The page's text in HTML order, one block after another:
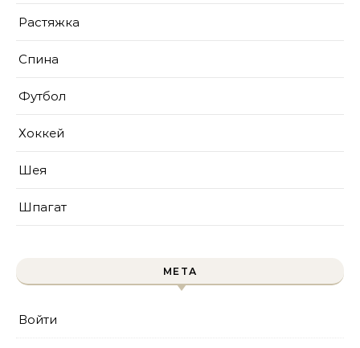
Растяжка
Спина
Футбол
Хоккей
Шея
Шпагат
МЕТА
Войти